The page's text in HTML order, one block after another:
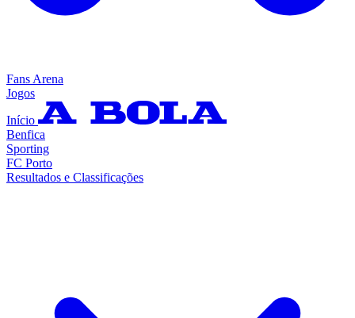
Fans Arena
Jogos
Início
Benfica
Sporting
FC Porto
Resultados e Classificações